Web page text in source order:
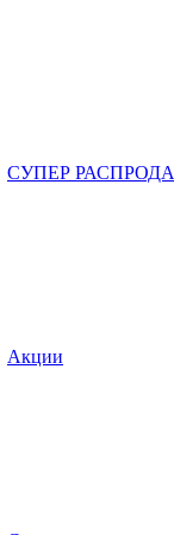
СУПЕР
Акции